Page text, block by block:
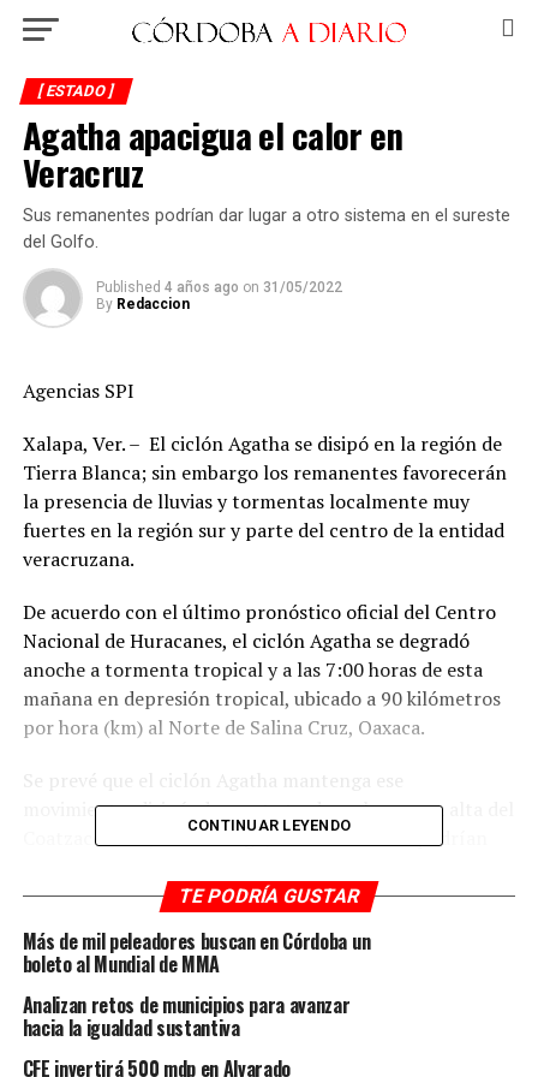
[ ESTADO ]
Agatha apacigua el calor en
Veracruz
Sus remanentes podrían dar lugar a otro sistema en el sureste
del Golfo.
Published 4 años ago on 31/05/2022
By Redaccion
Agencias SPI
Xalapa, Ver. – El ciclón Agatha se disipó en la región de
Tierra Blanca; sin embargo los remanentes favorecerán
la presencia de lluvias y tormentas localmente muy
fuertes en la región sur y parte del centro de la entidad
veracruzana.
De acuerdo con el último pronóstico oficial del Centro
Nacional de Huracanes, el ciclón Agatha se degradó
anoche a tormenta tropical y a las 7:00 horas de esta
mañana en depresión tropical, ubicado a 90 kilómetros
por hora (km) al Norte de Salina Cruz, Oaxaca.
movimiento, disipándose esta tarde en la cuenca alta del
Coatzacoalcos; sin embargo, sus remanentes podrían
noroeste del Caribe en los siguientes días.
Conforme el ciclón cruce el sur de Veracruz, los
remanentes del ciclón generarán en la entidad
potencial de lluvias (y probables tormentas), con
acumulados máximos en 24 horas de 5 a 50 milímetros
por metro cuadrado (mm) de manera general,
CONTINUAR LEYENDO
TE PODRÍA GUSTAR
Más de mil peleadores buscan en Córdoba un
boleto al Mundial de MMA
Analizan retos de municipios para avanzar
hacia la igualdad sustantiva
CFE invertirá 500 mdp en Alvarado